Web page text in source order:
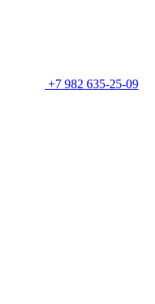
+7 982 635-25-09